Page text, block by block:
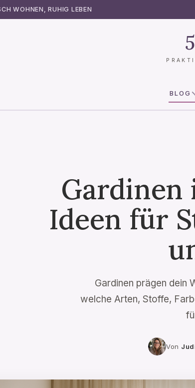
WOHNEN, RUHIG LEBEN
BLOG
Gardinen
Ideen für
Gardinen prägen dein
welche Arten, Stoffe,
Von